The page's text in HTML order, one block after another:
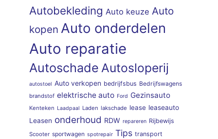
Autobekleding Auto keuze Auto
kopen Auto onderdelen
Auto reparatie
Autoschade Autosloperij
autostoel Auto verkopen bedrijfsbus Bedrijfswagens
brandstof elektrische auto Ford Gezinsauto
Kenteken Laadpaal Laden lakschade lease leaseauto
Leasen onderhoud RDW repareren Rijbewijs
Scooter sportwagen spotrepair Tips transport